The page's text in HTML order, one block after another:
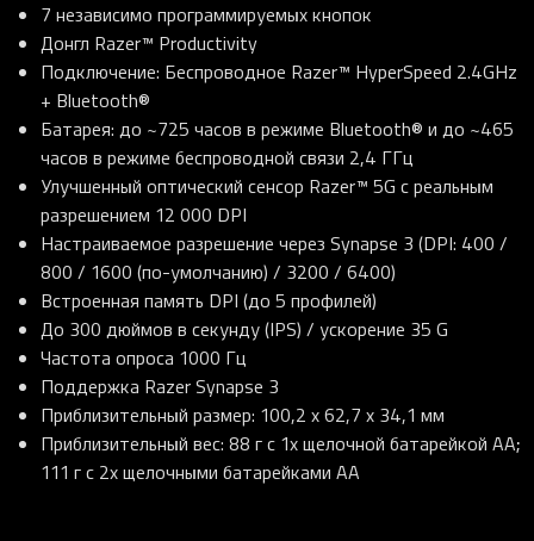
7 независимо программируемых кнопок
Донгл Razer™ Productivity
Подключение: Беспроводное Razer™ HyperSpeed 2.4GHz
+ Bluetooth®
Батарея: до ~725 часов в режиме Bluetooth® и до ~465
часов в режиме беспроводной связи 2,4 ГГц
Улучшенный оптический сенсор Razer™ 5G с реальным
разрешением 12 000 DPI
Настраиваемое разрешение через Synapse 3 (DPI: 400 /
800 / 1600 (по-умолчанию) / 3200 / 6400)
Встроенная память DPI (до 5 профилей)
До 300 дюймов в секунду (IPS) / ускорение 35 G
Частота опроса 1000 Гц
Поддержка Razer Synapse 3
Приблизительный размер: 100,2 x 62,7 x 34,1 мм
Приблизительный вес: 88 г с 1x щелочной батарейкой AA;
111 г с 2x щелочными батарейками AA